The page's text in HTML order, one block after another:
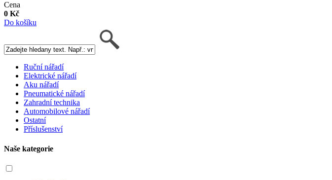
Cena
0 Kč
Do košíku
Ruční nářadí
Elektrické nářadí
Aku nářadí
Pneumatické nářadí
Zahradní technika
Automobilové nářadí
Ostatní
Příslušenství
Naše kategorie